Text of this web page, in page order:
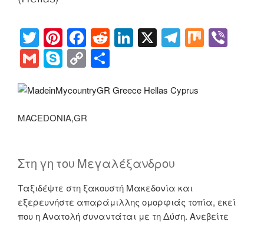
T
wi
tt
er
Pi
nt
er
e
st
F
a
c
e
b
k
R
e
di
Li
n
e
X T
el
gr
M
ix
G
m
ail
S
ky
p
e
C
o
p
y
n
k
ar
MACEDONIA,GR
Στη γη του Μεγαλέξανδρου
Ταξιδέψτε στη ξακουστή Μακεδονία και
εξερευνήστε απαράμιλλης ομορφιάς τοπία, εκεί
που η Ανατολή συναντάται με τη Δύση. Ανεβείτε